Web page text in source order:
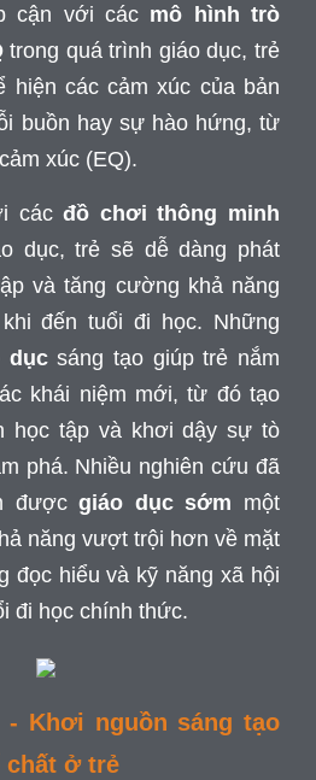
cận với các mô hình trò
trong quá trình giáo dục, trẻ
hiện các cảm xúc của bản
buồn hay sự hào hứng, từ
xúc (EQ).
cácđồ chơi thông minh
dục, trẻ sẽ dễ dàng phát
và tăng cường khả năng
đến tuổi đi học. Những
dụcsáng tạo giúp trẻ nắm
khái niệm mới, từ đó tạo
học tập và khơi dậy sự tò
phá. Nhiều nghiên cứu đã
đượcgiáo dục sớm một
năng vượt trội hơn về mặt
đọc hiểu và kỹ năng xã hội
đi học chính thức.
Khơi nguồn sáng tạo
chất ở trẻ